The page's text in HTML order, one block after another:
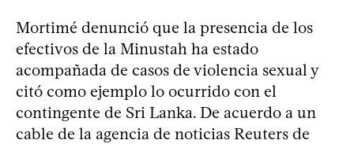
Mortimé denunció que la presencia de los
efectivos de la Minustah ha estado
acompañada de casos de violencia sexual y
citó como ejemplo lo ocurrido con el
contingente de Sri Lanka. De acuerdo a un
cable de la agencia de noticias Reuters de